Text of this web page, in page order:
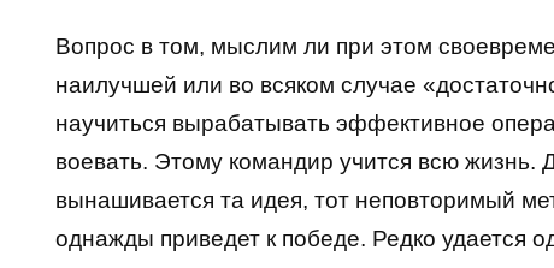
Вопрос в том, мыслим ли при этом
наилучшей или во всяком случае
научиться вырабатывать эффективное
воевать. Этому командир учится всю жизнь.
вынашивается та идея, тот неповторимый
однажды приведет к победе. Редко удается